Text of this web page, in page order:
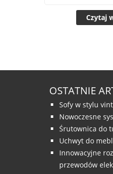
Czytaj
OSTATNIE
Sofy w stylu
Nowoczesne
Śrutownica do
Uchwyt do
Innowacyjne
przewodów